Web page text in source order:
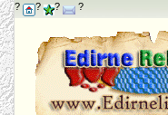
? ? ? ?